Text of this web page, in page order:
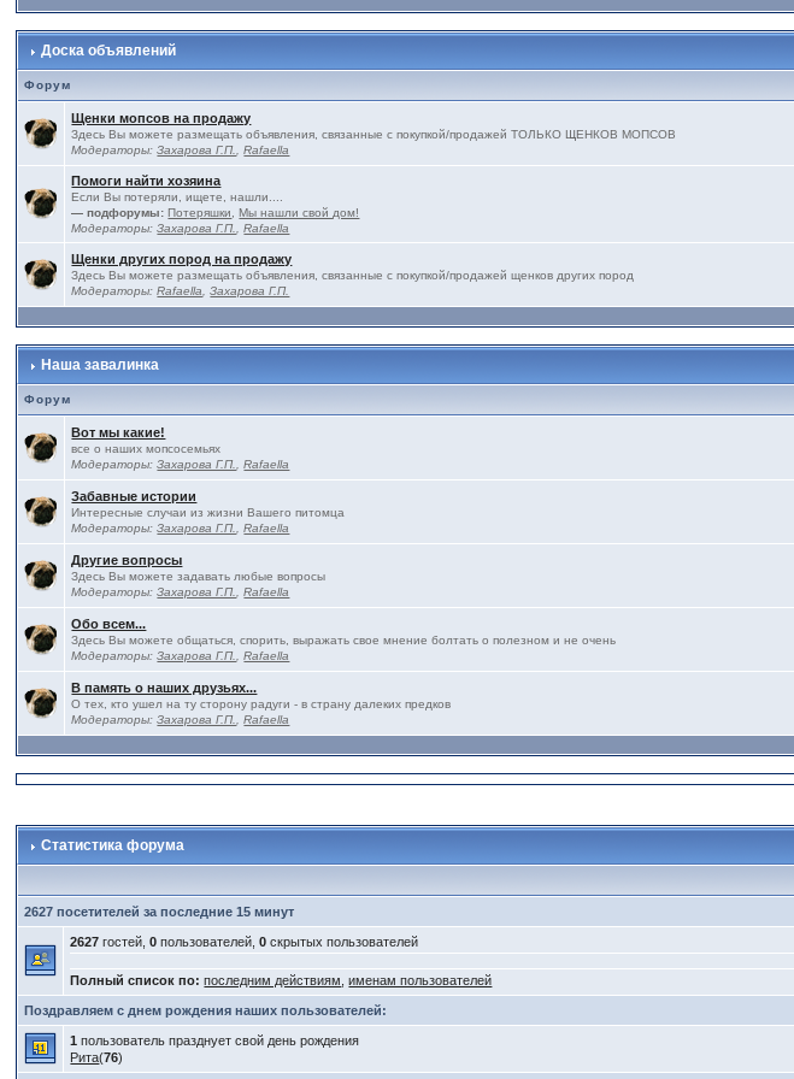
Доска объявлений
Форум
Щенки мопсов на продажу
Здесь Вы можете размещать объявления, связанные с покупкой/продажей ТОЛЬКО ЩЕНКОВ МОПСОВ
Модераторы:Захарова Г.П. ,Rafaella
Помоги найти хозяина
Если Вы потеряли, ищете, нашли....
— подфорумы: Потеряшки ,Мы нашли свой дом!
Модераторы:Захарова Г.П. ,Rafaella
Щенки других пород на продажу
Здесь Вы можете размещать объявления, связанные с покупкой/продажей щенков других пород
Модераторы:Rafaella ,Захарова Г.П.
Наша завалинка
Форум
Вот мы какие!
все о наших мопсосемьях
Модераторы:Захарова Г.П. ,Rafaella
Забавные истории
Интересные случаи из жизни Вашего питомца
Модераторы:Захарова Г.П. ,Rafaella
Другие вопросы
Здесь Вы можете задавать любые вопросы
Модераторы:Захарова Г.П. ,Rafaella
Обо всем...
Здесь Вы можете общаться, спорить, выражать свое мнение болтать о полезном и не очень
Модераторы:Захарова Г.П. ,Rafaella
В память о наших друзьях...
О тех, кто ушел на ту сторону радуги - в страну далеких предков
Модераторы:Захарова Г.П. ,Rafaella
Статистика форума
2627 посетителей за последние 15 минут
2627 гостей,0 пользователей,0 скрытых пользователей
Полный список по: последним действиям ,именам пользователей
Поздравляем с днем рождения наших пользователей:
1 пользователь празднует свой день рождения
Рита(76)